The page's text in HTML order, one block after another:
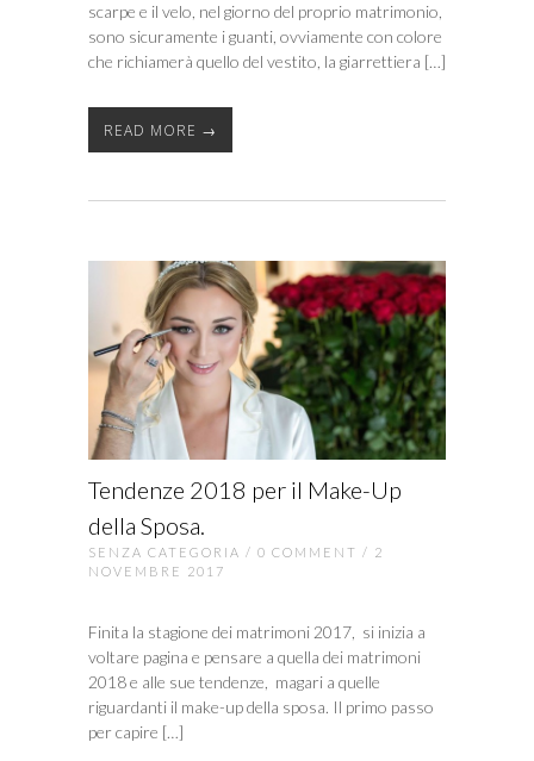
scarpe e il velo, nel giorno del proprio matrimonio,
sono sicuramente i guanti, ovviamente con colore
che richiamerà quello del vestito, la giarrettiera […]
READ MORE →
Tendenze 2018 per il Make-Up
della Sposa.
SENZA CATEGORIA / 0 COMMENT / 2
NOVEMBRE 2017
Finita la stagione dei matrimoni 2017, si inizia a
voltare pagina e pensare a quella dei matrimoni
2018 e alle sue tendenze, magari a quelle
riguardanti il make-up della sposa. Il primo passo
per capire […]